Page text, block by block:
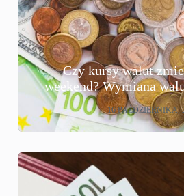
Czy kursy walut
weekend? Wymiana
16 PAŹDZIERNIKA,